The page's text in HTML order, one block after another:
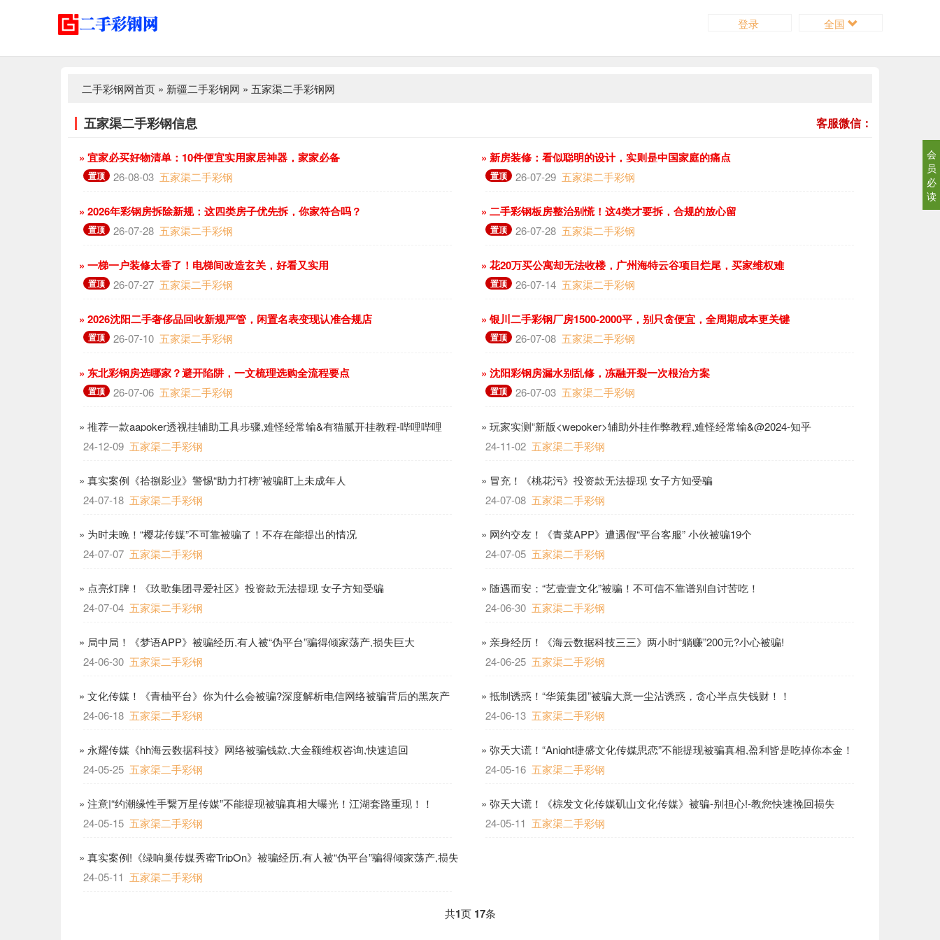
全国
登录
二手彩钢网首页 » 新疆二手彩钢网 » 五家渠二手彩钢网
五家渠二手彩钢信息 客服微信：
» 宜家必买好物清单：10件便宜实用家居神器，家家必备
置顶 26-08-03 五家渠二手彩钢
» 新房装修：看似聪明的设计，实则是中国家庭的痛点
置顶 26-07-29 五家渠二手彩钢
» 2026年彩钢房拆除新规：这四类房子优先拆，你家符合吗？
置顶 26-07-28 五家渠二手彩钢
» 二手彩钢板房整治别慌！这4类才要拆，合规的放心留
置顶 26-07-28 五家渠二手彩钢
» 一梯一户装修太香了！电梯间改造玄关，好看又实用
置顶 26-07-27 五家渠二手彩钢
» 花20万买公寓却无法收楼，广州海特云谷项目烂尾，买家维权难
置顶 26-07-14 五家渠二手彩钢
» 2026沈阳二手奢侈品回收新规严管，闲置名表变现认准合规店
置顶 26-07-10 五家渠二手彩钢
» 银川二手彩钢厂房1500-2000平，别只贪便宜，全周期成本更关键
置顶 26-07-08 五家渠二手彩钢
» 东北彩钢房选哪家？避开陷阱，一文梳理选购全流程要点
置顶 26-07-06 五家渠二手彩钢
» 沈阳彩钢房漏水别乱修，冻融开裂一次根治方案
置顶 26-07-03 五家渠二手彩钢
» 推荐一款aapoker透视挂辅助工具步骤,难怪经常输&有猫腻开挂教程-哔哩哔哩
24-12-09 五家渠二手彩钢
» 玩家实测“新版<wepoker>辅助外挂作弊教程,难怪经常输&@2024-知乎
24-11-02 五家渠二手彩钢
» 真实案例《拾捌影业》警惕“助力打榜”被骗盯上未成年人
24-07-18 五家渠二手彩钢
» 冒充！《桃花污》投资款无法提现 女子方知受骗
24-07-08 五家渠二手彩钢
» 为时未晚！“樱花传媒”不可靠被骗了！不存在能提出的情况
24-07-07 五家渠二手彩钢
» 网约交友！《青菜APP》遭遇假“平台客服” 小伙被骗19个
24-07-05 五家渠二手彩钢
» 点亮灯牌！《玖歌集团寻爱社区》投资款无法提现 女子方知受骗
24-07-04 五家渠二手彩钢
» 随遇而安：“艺壹壹文化”被骗！不可信不靠谱别自讨苦吃！
24-06-30 五家渠二手彩钢
» 局中局！《梦语APP》被骗经历,有人被“伪平台”骗得倾家荡产,损失巨大
24-06-30 五家渠二手彩钢
» 亲身经历！《海云数据科技三三》两小时“躺赚”200元?小心被骗!
24-06-25 五家渠二手彩钢
» 文化传媒！《青柚平台》你为什么会被骗?深度解析电信网络被骗背后的黑灰产
24-06-18 五家渠二手彩钢
» 抵制诱惑！“华策集团”被骗大意一尘沾诱惑，贪心半点失钱财！！
24-06-13 五家渠二手彩钢
» 永耀传媒《hh海云数据科技》网络被骗钱款,大金额维权咨询,快速追回
24-05-25 五家渠二手彩钢
» 弥天大谎！“Anight捷盛文化传媒思恋”不能提现被骗真相,盈利皆是吃掉你本金！
24-05-16 五家渠二手彩钢
» 注意|“约潮缘性手繋万星传媒”不能提现被骗真相大曝光！江湖套路重现！！
24-05-15 五家渠二手彩钢
» 弥天大谎！《棕发文化传媒矶山文化传媒》被骗-别担心!-教您快速挽回损失
24-05-11 五家渠二手彩钢
» 真实案例!《绿响巢传媒秀蜜TripOn》被骗经历,有人被“伪平台”骗得倾家荡产,损失
24-05-11 五家渠二手彩钢
共1页 17条
会
员
必
读